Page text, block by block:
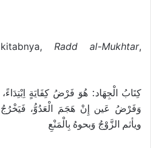
Radd al-Mukhtar,
كِتَابُ الْجِهَاد: هُوَ فَرْضُ كِفَايَةٍ
وَفَرْضُ عَين إِنْ هَجَمَ الْعَدُوُّ، فَيَخْرُجُ
ويأثم الزَّوْجُ وَبحوهُ بِالْمَنْعِ